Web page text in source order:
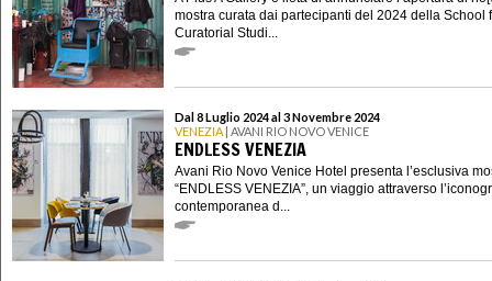
mostra curata dai partecipanti del 2024 della School
Curatorial Studi...
Dal 8 Luglio 2024 al 3 Novembre 2024
VENEZIA | AVANI RIO NOVO VENICE
ENDLESS VENEZIA
Avani Rio Novo Venice Hotel presenta l’esclusiva
“ENDLESS VENEZIA”, un viaggio attraverso
contemporanea d...